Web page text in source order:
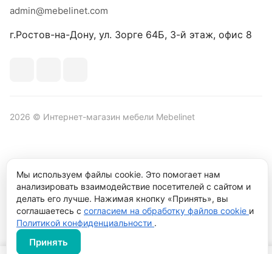
admin@mebelinet.com
г.Ростов-на-Дону, ул. Зорге 64Б, 3-й этаж, офис 8
2026 © Интернет-магазин мебели Mebelinet
Политика обработки персональных данных Политика
конфиденциальности
Продвижение сайта студияРекламный контент
Мы используем файлы cookie. Это помогает нам
анализировать взаимодействие посетителей с сайтом и
делать его лучше. Нажимая кнопку «Принять», вы
соглашаетесь с согласием на обработку файлов cookie и
Политикой конфиденциальности .
Принять